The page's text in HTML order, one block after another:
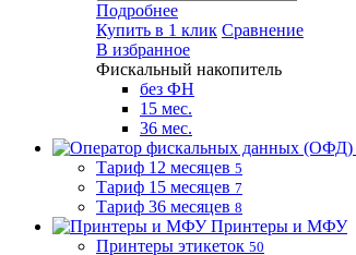
Подробнее
Купить в 1 клик Сравнение
В избранное
Фискальный накопитель
без ФН
15 мес.
36 мес.
Тариф 12 месяцев 5
Тариф 15 месяцев 7
Тариф 36 месяцев 8
Принтеры и МФУ
Принтеры этикеток 50